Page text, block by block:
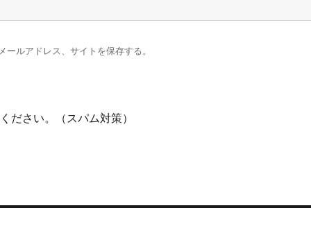
ルアドレス、サイトを保存する。
ださい。（スパム対策）